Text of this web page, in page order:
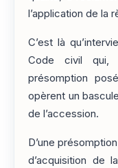
l’application de la
C’est là
Code civil qui,
présomption
opèrent un
de l’accession.
D’une
d’acquisition de